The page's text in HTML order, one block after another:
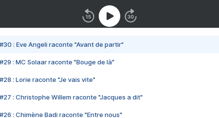
#30 : Eve Angeli raconte "Avant de partir"
#29 : MC Solaar raconte "Bouge de là"
#28 : Lorie raconte "Je vais vite"
#27 : Christophe Willem raconte "Jacques a dit"
#26 : Chimène Badi raconte "Entre nous"